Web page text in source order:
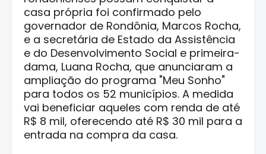
casa própria foi confirmado pelo
governador de Rondônia, Marcos Rocha,
e a secretária de Estado da Assistência
e do Desenvolvimento Social e primeira-
dama, Luana Rocha, que anunciaram a
ampliação do programa "Meu Sonho"
para todos os 52 municípios. A medida
vai beneficiar aqueles com renda de até
R$ 8 mil, oferecendo até R$ 30 mil para a
entrada na compra da casa.